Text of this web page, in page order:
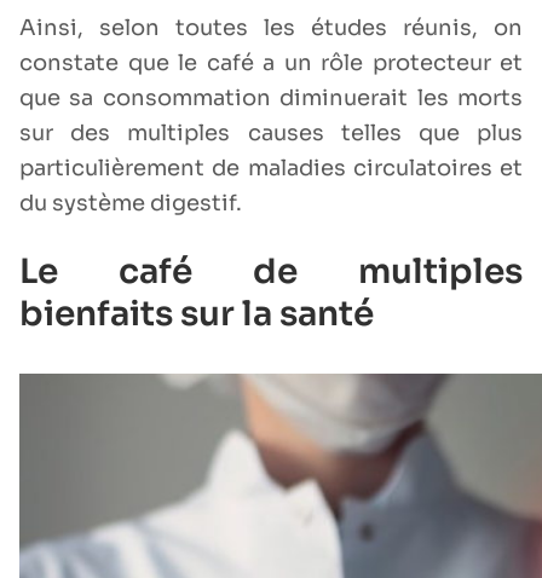
Ainsi, selon toutes les études réunis, on
constate que le café a un rôle protecteur et
que sa consommation diminuerait les morts
sur des multiples causes telles que plus
particulièrement de maladies circulatoires et
du système digestif.
Le café de multiples
bienfaits sur la santé